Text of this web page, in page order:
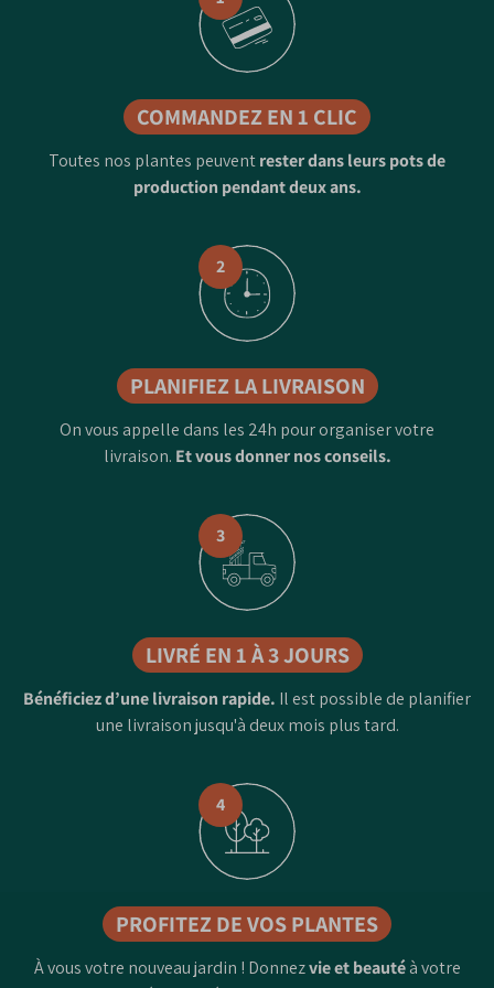
COMMANDEZ EN 1 CLIC
Toutes nos plantes peuventrester dans leurs pots de
production pendant deux ans.
2
PLANIFIEZ LA LIVRAISON
On vous appelle dans les 24h pour organiser votre
livraison. Et vous donner nos conseils.
3
LIVRÉ EN 1 À 3 JOURS
Bénéficiez d’une livraison rapide. Il est possible de planifier
une livraison jusqu'à deux mois plus tard.
4
PROFITEZ DE VOS PLANTES
À vous votre nouveau jardin ! Donnezvie et beautéà votre